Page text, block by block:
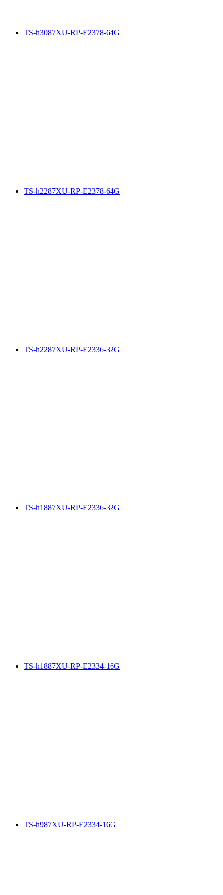
TS-h3087XU-RP-E2378-64G
TS-h2287XU-RP-E2378-64G
TS-h2287XU-RP-E2336-32G
TS-h1887XU-RP-E2336-32G
TS-h1887XU-RP-E2334-16G
TS-h987XU-RP-E2334-16G